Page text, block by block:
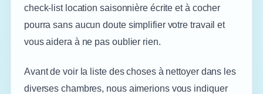
check-list location saisonnière écrite et à cocher
pourra sans aucun doute simplifier votre travail et
vous aidera à ne pas oublier rien.
Avant de voir la liste des choses à nettoyer dans les
diverses chambres, nous aimerions vous indiquer